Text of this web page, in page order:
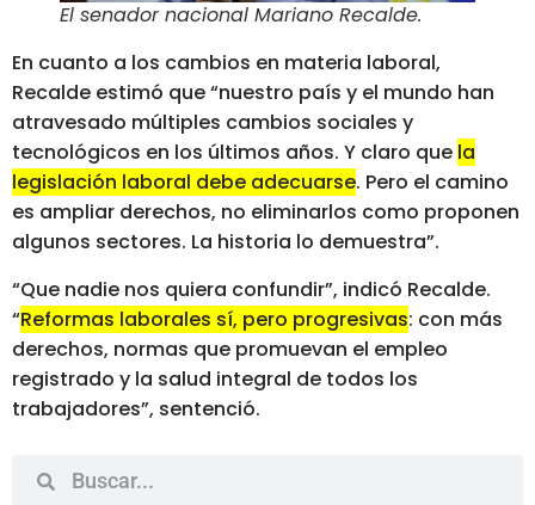
El senador nacional Mariano Recalde.
En cuanto a los cambios en materia laboral,
Recalde estimó que “nuestro país y el mundo han
atravesado múltiples cambios sociales y
tecnológicos en los últimos años. Y claro que la
legislación laboral debe adecuarse. Pero el camino
es ampliar derechos, no eliminarlos como proponen
algunos sectores. La historia lo demuestra”.
“Que nadie nos quiera confundir”, indicó Recalde.
“Reformas laborales sí, pero progresivas: con más
derechos, normas que promuevan el empleo
registrado y la salud integral de todos los
trabajadores”, sentenció.